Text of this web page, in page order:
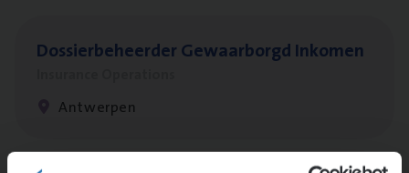
Dos­sier­be­heer­der Gewaar­borgd Inkomen
Antwerpen